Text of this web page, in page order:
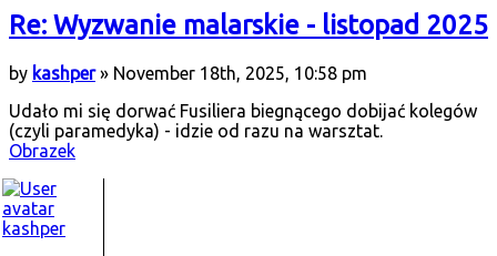
Re: Wyzwanie malarskie - listopad 2025
by kashper» November 18th, 2025, 10:58 pm
Udało mi się dorwać Fusiliera biegnącego dobijać kolegów
(czyli paramedyka) - idzie od razu na warsztat.
Obrazek
kashper